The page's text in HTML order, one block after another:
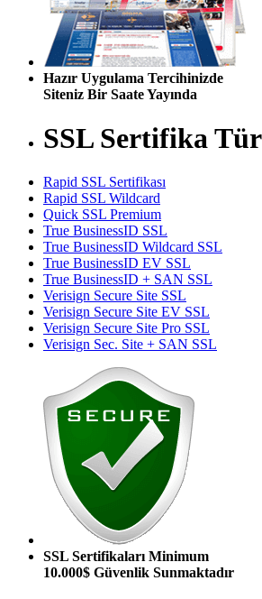
Hazır Uygulama Tercihinizde
Siteniz Bir Saate Yayında
SSL Sertifika
Rapid SSL Sertifikası
Rapid SSL Wildcard
Quick SSL Premium
True BusinessID SSL
True BusinessID Wildcard SSL
True BusinessID EV SSL
True BusinessID + SAN SSL
Verisign Secure Site SSL
Verisign Secure Site EV SSL
Verisign Secure Site Pro SSL
Verisign Sec. Site + SAN SSL
SSL Sertifikaları Minimum
10.000$ Güvenlik Sunmaktadır